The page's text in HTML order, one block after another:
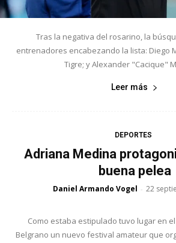
Tras la negativa del rosarino, la
entrenadores encabezando la lista: Diego
Tigre; y Alexander "Cacique"
Leer más
DEPORTES
Adriana Medina
buena pelea
Daniel Armando Vogel - 22
Como estaba estipulado tuvo lugar en
Belgrano un nuevo festival amateur que